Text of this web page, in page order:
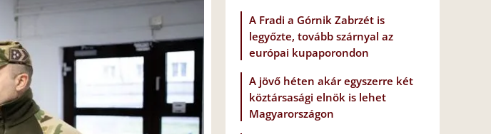
A Fradi a Górnik Zabrzét is
legyőzte, tovább szárnyal az
európai kupaporondon
A jövő héten akár egyszerre két
köztársasági elnök is lehet
Magyarországon